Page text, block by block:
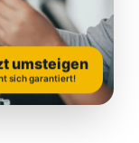
umsteigen
sich garantiert!